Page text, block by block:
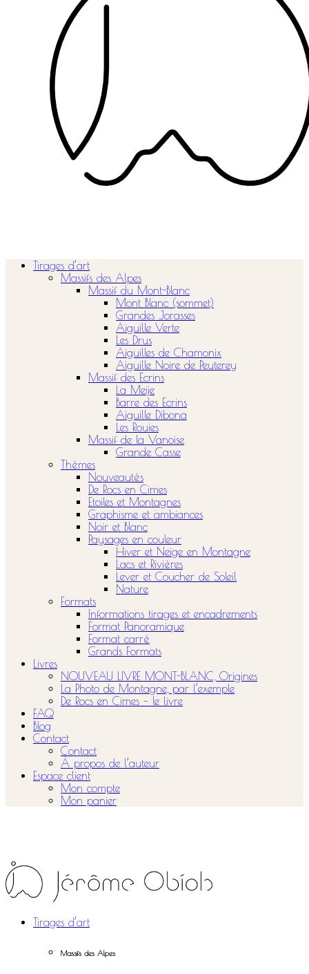
Tirages d’art
Massifs des Alpes
Massif du Mont-Blanc
Mont Blanc (sommet)
Grandes Jorasses
Aiguille Verte
Les Drus
Aiguilles de Chamonix
Aiguille Noire de Peuterey
Massif des Ecrins
La Meije
Barre des Ecrins
Aiguille Dibona
Les Rouies
Massif de la Vanoise
Grande Casse
Thèmes
Nouveautés
De Rocs en Cimes
Etoiles et Montagnes
Graphisme et ambiances
Noir et Blanc
Paysages en couleur
Hiver et Neige en Montagne
Lacs et Rivières
Lever et Coucher de Soleil
Nature
Formats
Informations tirages et encadrements
Format Panoramique
Format carré
Grands Formats
Livres
NOUVEAU LIVRE MONT-BLANC, Origines
La Photo de Montagne, par l’exemple
De Rocs en Cimes – le livre
FAQ
Blog
Contact
Contact
À propos de l’auteur
Espace client
Mon compte
Mon panier
Tirages d’art
Massifs des Alpes